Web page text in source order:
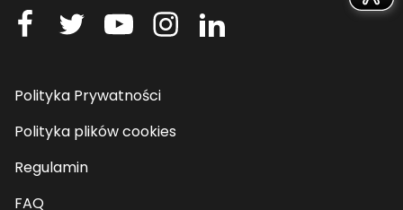
Polityka Prywatności
Polityka plików cookies
Regulamin
FAQ